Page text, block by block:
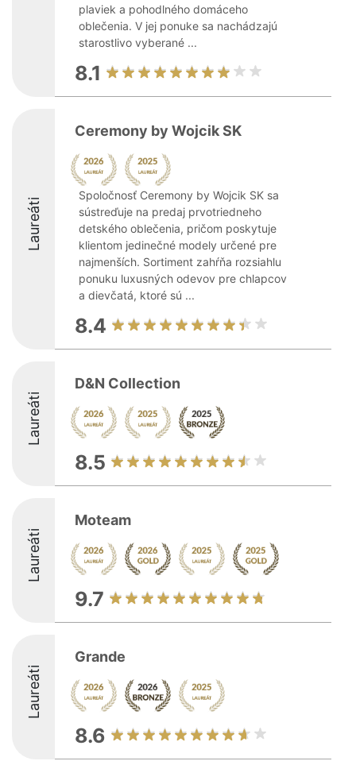
plaviek a pohodlného domáceho
oblečenia. V jej ponuke sa nachádzajú
starostlivo vyberané ...
8.1
Laureáti
Ceremony by Wojcik SK
Spoločnosť Ceremony by Wojcik SK sa
sústreďuje na predaj prvotriedneho
detského oblečenia, pričom poskytuje
klientom jedinečné modely určené pre
najmenších. Sortiment zahŕňa rozsiahlu
ponuku luxusných odevov pre chlapcov
a dievčatá, ktoré sú ...
8.4
Laureáti
D&N Collection
8.5
Laureáti
Moteam
9.7
Laureáti
Grande
8.6